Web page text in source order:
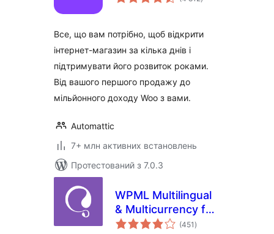
Все, що вам потрібно, щоб відкрити
інтернет-магазин за кілька днів і
підтримувати його розвиток роками.
Від вашого першого продажу до
мільйонного доходу Woo з вами.
Automattic
7+ млн активних встановлень
Протестований з 7.0.3
WPML Multilingual
& Multicurrency for
WooCommerce
(451 загальний
рейтинг
)